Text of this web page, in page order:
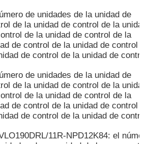
de unidades de la unidad de
de la unidad de control de la unidad
de la unidad de control de la
de control de la unidad de control
de control de la unidad de
de unidades de la unidad de
de la unidad de control de la unidad
de la unidad de control de la
de control de la unidad de control
de control de la unidad de
11R-NPD12K84: el